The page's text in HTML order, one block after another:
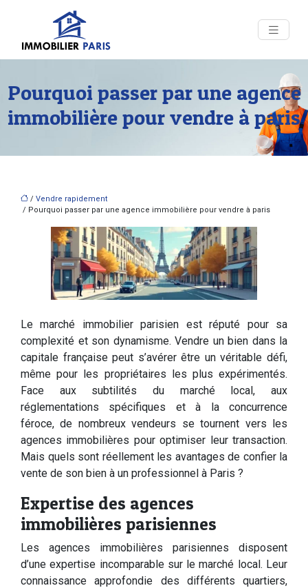
Pourquoi passer par une agence
immobilière pour vendre à paris
/ Vendre rapidement
/ Pourquoi passer par une agence immobilière pour vendre à paris
Le marché immobilier parisien est réputé pour sa
complexité et son dynamisme. Vendre un bien dans la
capitale française peut s’avérer être un véritable défi,
même pour les propriétaires les plus expérimentés.
Face aux subtilités du marché local, aux
réglementations spécifiques et à la concurrence
féroce, de nombreux vendeurs se tournent vers les
agences immobilières pour optimiser leur transaction.
Mais quels sont réellement les avantages de confier la
vente de son bien à un professionnel à Paris ?
Expertise des agences
immobilières parisiennes
Les agences immobilières parisiennes disposent
d’une expertise incomparable sur le marché local. Leur
connaissance approfondie des différents quartiers,